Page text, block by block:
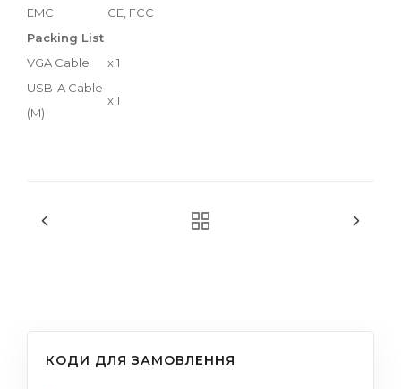
EMC
CE, FCC
Packing List
VGA Cable
x 1
USB-A Cable
(M)
x 1
КОДИ ДЛЯ ЗАМОВЛЕННЯ